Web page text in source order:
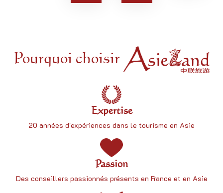
Pourquoi choisir
Expertise
20 années d'expériences dans le tourisme en Asie
Passion
Des conseillers passionnés présents en France et en Asie